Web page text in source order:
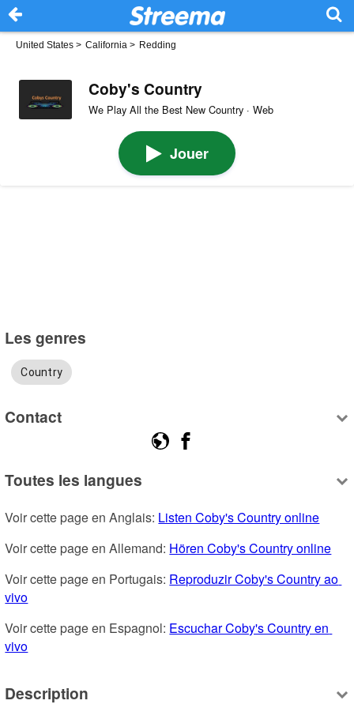
United States > California > Redding
Coby's Country
We Play All the Best New Country · Web
Jouer
Les genres
Country
Contact
Toutes les langues
Voir cette page en Anglais: Listen Coby's Country online
Voir cette page en Allemand: Hören Coby's Country online
Voir cette page en Portugais: Reproduzir Coby's Country ao
vivo
Voir cette page en Espagnol: Escuchar Coby's Country en
vivo
Description